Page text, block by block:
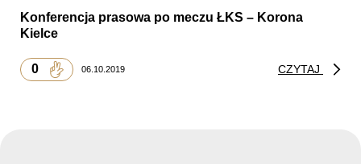
Konferencja prasowa po meczu ŁKS – Korona
Kielce
0 06.10.2019 CZYTAJ